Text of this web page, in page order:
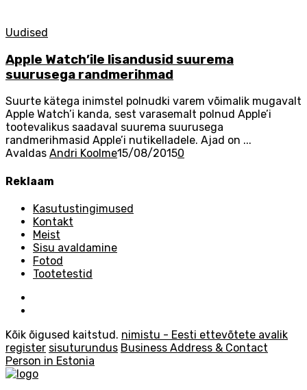
Uudised
Apple Watch’ile lisandusid suurema
suurusega randmerihmad
Suurte kätega inimstel polnudki varem võimalik mugavalt
Apple Watch’i kanda, sest varasemalt polnud Apple’i
tootevalikus saadaval suurema suurusega
randmerihmasid Apple’i nutikelladele. Ajad on ...
Avaldas Andri Koolme15/08/20150
Reklaam
Kasutustingimused
Kontakt
Meist
Sisu avaldamine
Fotod
Tootetestid
Kõik õigused kaitstud. nimistu - Eesti ettevõtete avalik
register sisuturundus Business Address & Contact
Person in Estonia